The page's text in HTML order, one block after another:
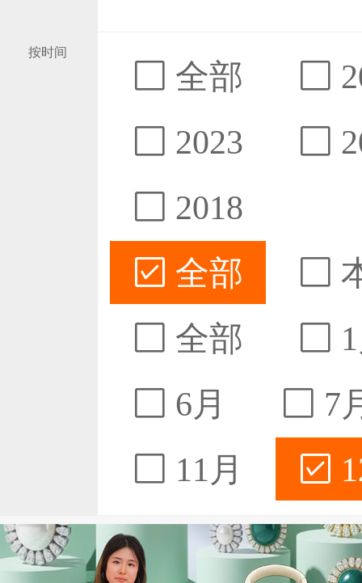
按时间
全部
2023
2018
全部
全部
6月
7
11月